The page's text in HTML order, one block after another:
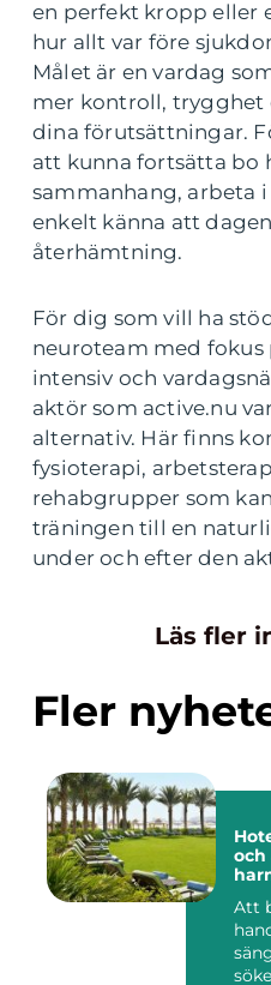
en perfekt kropp eller
hur allt var före
Målet är en vardag
mer kontroll, trygghet
dina förutsättningar.
att kunna fortsätta bo
sammanhang, arbeta
enkelt känna att
återhämtning.
För dig som vill ha
neuroteam med fokus
intensiv och
aktör som active.nu
alternativ. Här finns
fysioterapi,
rehabgrupper som
träningen till en
under och efter den
Läs fler
Fler
Hotell
och
Att